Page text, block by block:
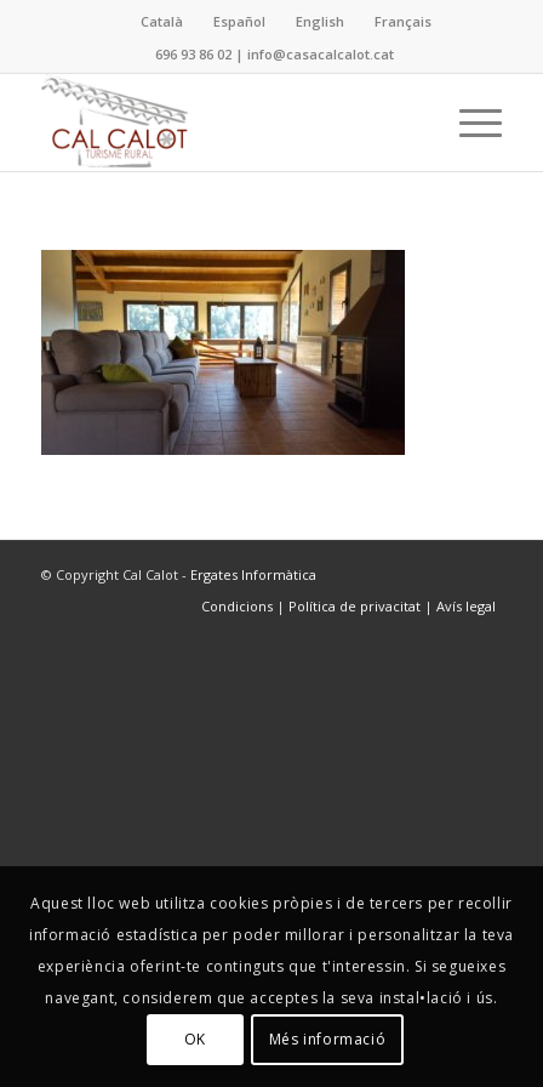
Català Español English
Français
696 93 86 02 |info@casacalcalot.cat
© Copyright Cal Calot - Ergates Informàtica
Condicions | Política de privacitat |Avís legal
Aquest lloc web utilitza cookies pròpies i de tercers per recollir
informació estadística per poder millorar i personalitzar la teva
experiència oferint-te continguts que t'interessin. Si segueixes
navegant, considerem que acceptes la seva instal•lació i ús.
OK Més informació